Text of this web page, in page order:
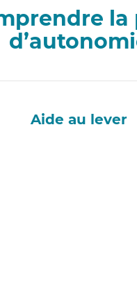
la
Aide au lever